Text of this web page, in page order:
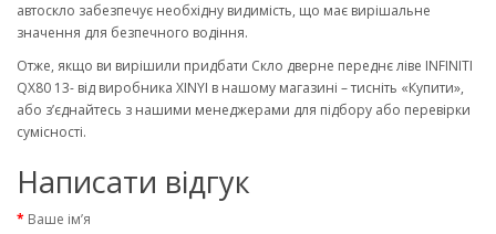
автоскло забезпечує необхідну видимість, що має вирішальне
значення для безпечного водіння.
Отже, якщо ви вирішили придбати Скло дверне переднє ліве INFINITI
QX80 13- від виробника XINYI в нашому магазині – тисніть «Купити»,
або з’єднайтесь з нашими менеджерами для підбору або перевірки
сумісності.
Написати відгук
Ваше ім’я